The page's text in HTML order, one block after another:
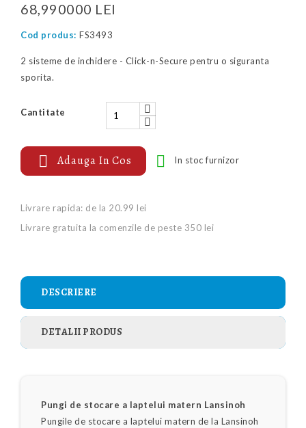
68,990000 LEI
Cod produs: FS3493
2 sisteme de inchidere - Click-n-Secure pentru o siguranta
sporita.
Cantitate
 Adauga In Cos  In stoc furnizor
Livrare rapida: de la 20.99 lei
Livrare gratuita la comenzile de peste 350 lei
DESCRIERE
DETALII PRODUS
Pungi de stocare a laptelui matern Lansinoh
Pungile de stocare a laptelui matern de la Lansinoh